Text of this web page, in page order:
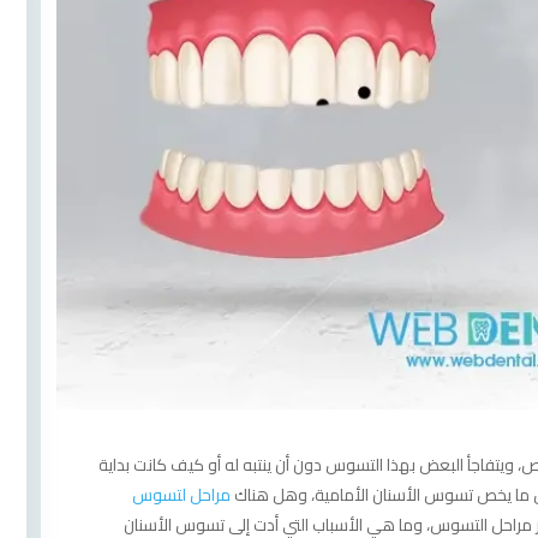
ويتفاجأ البعض بهذا التسوس دون أن ينتبه له أو كيف كانت بداية
يخص تسوس الأسنان الأمامية، وهل هناكمراحل لتسوس
مراحل التسوس، وما هي الأسباب التي أدت إلى تسوس الأسنان